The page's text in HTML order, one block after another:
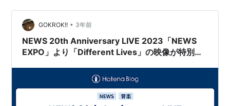
GOKROK!! • 3年前
NEWS 20th Anniversary LIVE 2023「NEWS
EXPO」より「Different Lives」の映像が特別公